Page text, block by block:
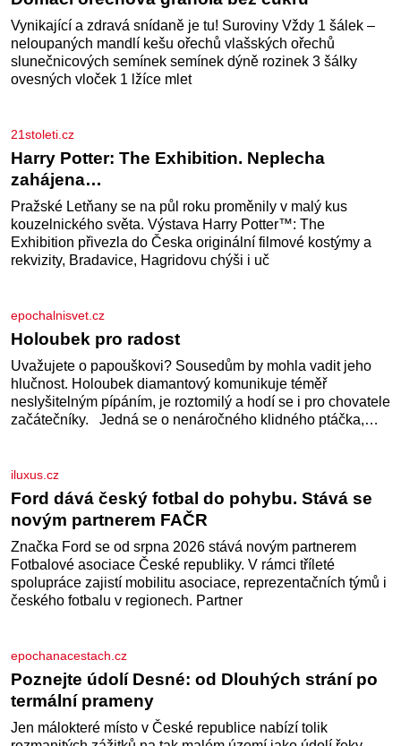
může zdát. Ingredience pro 4 osoby: 250 g mascarpone 3
vejce 80 g cukru 200 g cukrářských piškotů 250 ml silné
kávy 2 lžíce amaretta kakao na posypání Postup: Oddělte
žloutky od bílků. Žloutky vyšlehejte s cukrem do světlé pěny
Domácí ořechová granola bez cukru
Vynikající a zdravá snídaně je tu! Suroviny Vždy 1 šálek –
slunečnicových semínek semínek dýně rozinek 3 šálky
ovesných vloček 1 lžíce mlet
Harry Potter: The Exhibition. Neplecha
zahájena…
Pražské Letňany se na půl roku proměnily v malý kus
kouzelnického světa. Výstava Harry Potter™: The
Exhibition přivezla do Česka originální filmové kostýmy a
epochalnisvet.cz
Holoubek pro radost
Uvažujete o papouškovi? Sousedům by mohla vadit jeho
hlučnost. Holoubek diamantový komunikuje téměř
neslyšitelným pípáním, je roztomilý a hodí se i pro chovatele
kde sbírá zbytky semínek Jeho domovinou je prakticky celá
Austrálie s výjimkou pobřežní oblasti.
iluxus.cz
Ford dává český fotbal do pohybu. Stává se